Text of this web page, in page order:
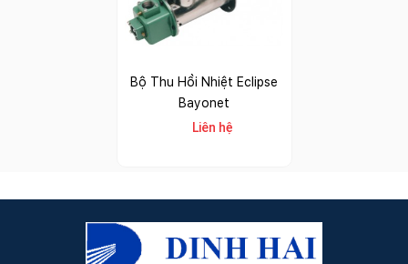
Bộ Thu Hồi Nhiệt Eclipse
Bayonet
Liên hệ